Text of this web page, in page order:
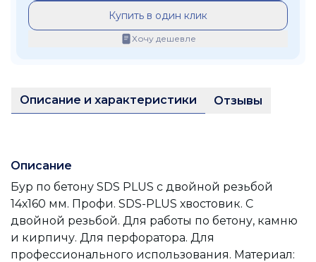
Купить в один клик
Хочу дешевле
Описание и характеристики Отзывы
Описание
Бур по бетону SDS PLUS с двойной резьбой
14х160 мм. Профи. SDS-PLUS хвостовик. С
двойной резьбой. Для работы по бетону, камню
и кирпичу. Для перфоратора. Для
профессионального использования. Материал: